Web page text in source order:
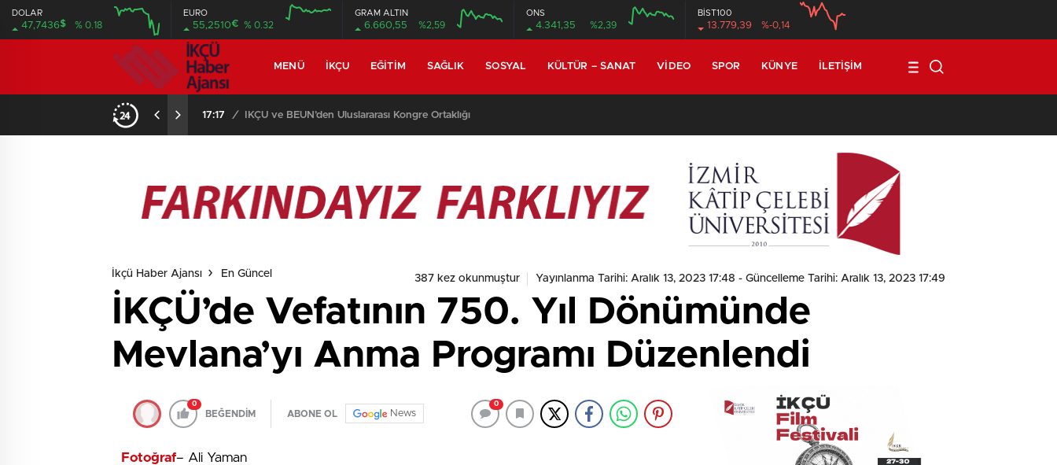
DOLAR
47,7436$ % 0.18
EURO
55,2510€ % 0.32
GRAM ALTIN
6.660,55 %2,59
ONS
4.341,35 %2,39
BİST100
13.779,39 %-0,14
MENÜ İKÇU EĞITIM SAĞLIK SOSYAL KÜLTÜR – SANAT VIDEO SPOR KÜNYE İLETIŞIM
17:17 / İKÇÜ ve BEUN’den Uluslararası Kongre Ortaklığı
İkçü Haber Ajansı En Güncel 387 kez okunmuştur Yayınlanma Tarihi: Aralık 13, 2023 17:48 - Güncelleme Tarihi: Aralık 13, 2023 17:49
İKÇÜ’de Vefatının 750. Yıl Dönümünde
Mevlana’yı Anma Programı Düzenlendi
0
BEĞENDİM ABONE OL News
0
Fotoğraf– Ali Yaman